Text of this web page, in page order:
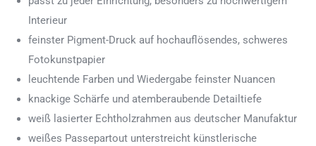
Interieur
feinster Pigment-Druck auf hochauflösendes, schweres
Fotokunstpapier
leuchtende Farben und Wiedergabe feinster Nuancen
knackige Schärfe und atemberaubende Detailtiefe
weiß lasierter Echtholzrahmen aus deutscher Manufaktur
weißes Passepartout unterstreicht künstlerische